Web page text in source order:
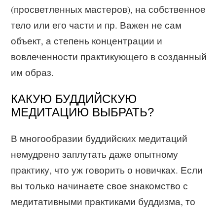
(просветленных мастеров), на собственное
тело или его части и пр. Важен не сам
объект, а степень концентрации и
вовлеченности практикующего в созданный
им образ.
КАКУЮ БУДДИЙСКУЮ
МЕДИТАЦИЮ ВЫБРАТЬ?
В многообразии буддийских медитаций
немудрено заплутать даже опытному
практику, что уж говорить о новичках. Если
вы только начинаете свое знакомство с
медитативными практиками буддизма, то